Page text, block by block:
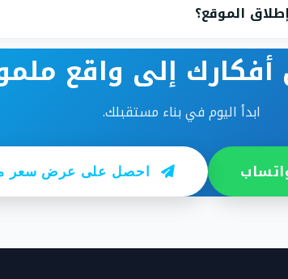
الموقع؟
أفكارك إلى واقع
ابدأ اليوم في بناء مستقبلك.